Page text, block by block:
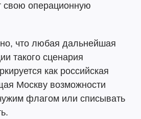
свою операционную
что любая дальнейшая
такого сценария
как российская
Москву возможности
флагом или списывать